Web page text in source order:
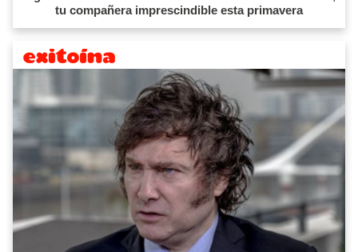
tu compañera imprescindible esta primavera